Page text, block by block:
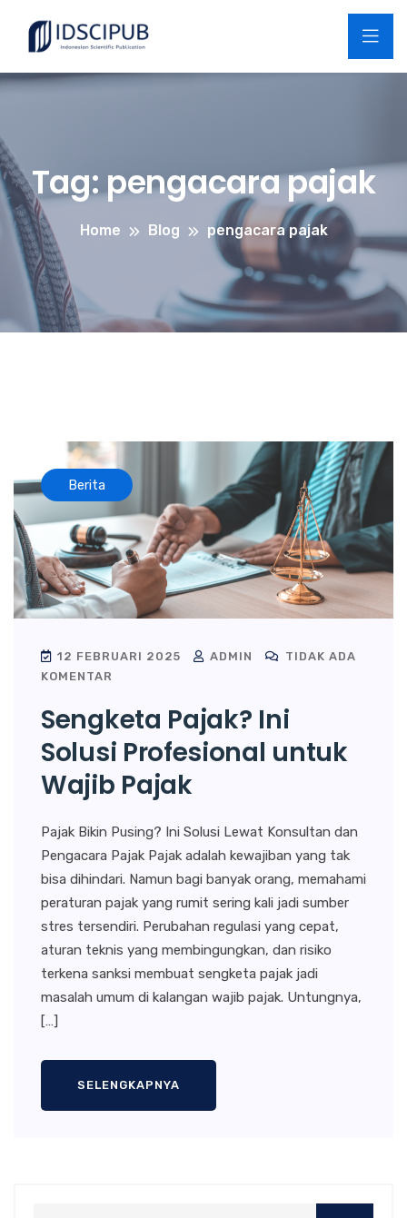
Tag:pengacara pajak
Home Blog pengacara pajak
Berita
12 FEBRUARI 2025 ADMIN
TIDAK ADA
KOMENTAR
Sengketa Pajak? Ini
Solusi Profesional untuk
Wajib Pajak
Pajak Bikin Pusing? Ini Solusi Lewat Konsultan dan
Pengacara Pajak Pajak adalah kewajiban yang tak
bisa dihindari. Namun bagi banyak orang, memahami
peraturan pajak yang rumit sering kali jadi sumber
stres tersendiri. Perubahan regulasi yang cepat,
aturan teknis yang membingungkan, dan risiko
terkena sanksi membuat sengketa pajak jadi
masalah umum di kalangan wajib pajak. Untungnya,
[…]
SELENGKAPNYA